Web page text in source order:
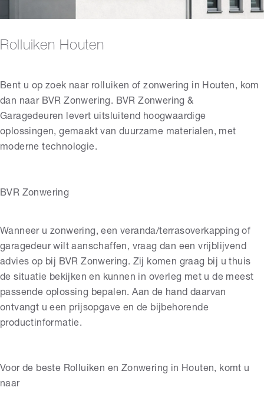
Rolluiken Houten
Bent u op zoek naar rolluiken of zonwering in Houten, kom
dan naar BVR Zonwering. BVR Zonwering &
Garagedeuren levert uitsluitend hoogwaardige
oplossingen, gemaakt van duurzame materialen, met
moderne technologie.
BVR Zonwering
Wanneer u zonwering, een veranda/terrasoverkapping of
garagedeur wilt aanschaffen, vraag dan een vrijblijvend
advies op bij BVR Zonwering. Zij komen graag bij u thuis
de situatie bekijken en kunnen in overleg met u de meest
passende oplossing bepalen. Aan de hand daarvan
ontvangt u een prijsopgave en de bijbehorende
productinformatie.
Voor de beste Rolluiken en Zonwering in Houten, komt u
naar